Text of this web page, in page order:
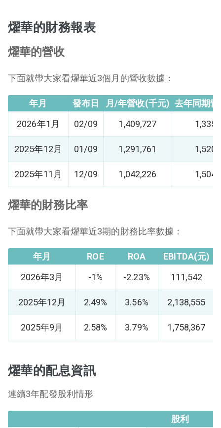
燿華的財務報表
燿華的營收
下面就帶大家看燿華近3個月的營收數據：
年月 發布日 月/年營收(千元) 去年同期
2026年1月
02/09 1,409,727
2025年12月 01/09 1,291,761
2025年11月 12/09 1,042,226
燿華的財務比率
下面就帶大家看燿華近3期的財務比率數據：
年月 ROE ROA EBITDA(元)
2026年3月
-1% -2.23% 111,542
2025年12月 2.49% 3.56% 2,138,555
2025年9月 2.58% 3.79% 1,758,367
燿華的配息資訊
連續3年配發股利情形
股利